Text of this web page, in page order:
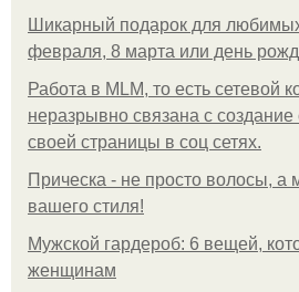
Шикарный подарок для
февраля, 8 марта или день
Работа в MLM, то есть сетевой
неразрывно связана с создание
своей страницы в соц сетях.
Прическа - не просто волосы,
вашего стиля!
Мужской гардероб: 6 вещей,
женщинам